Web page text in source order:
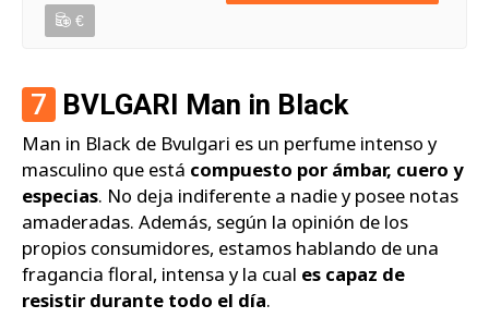
€
7 BVLGARI Man in Black
Man in Black de Bvulgari es un perfume intenso y
masculino que está compuesto por ámbar, cuero y
especias. No deja indiferente a nadie y posee notas
amaderadas. Además, según la opinión de los
propios consumidores, estamos hablando de una
fragancia floral, intensa y la cual es capaz de
resistir durante todo el día.